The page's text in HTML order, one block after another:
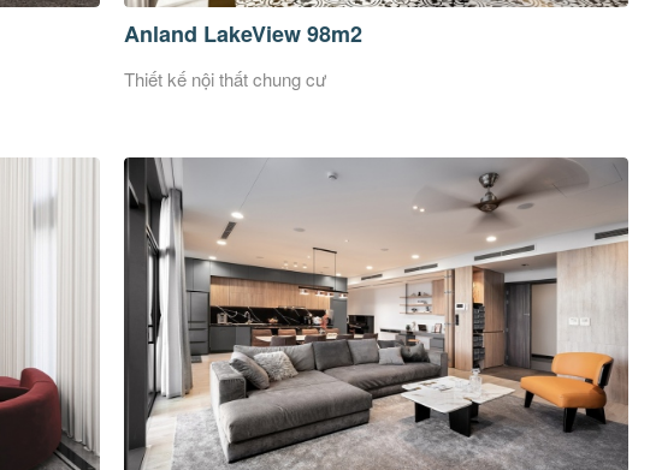
Anland LakeView 98m2
Thiết kế nội thất chung cư